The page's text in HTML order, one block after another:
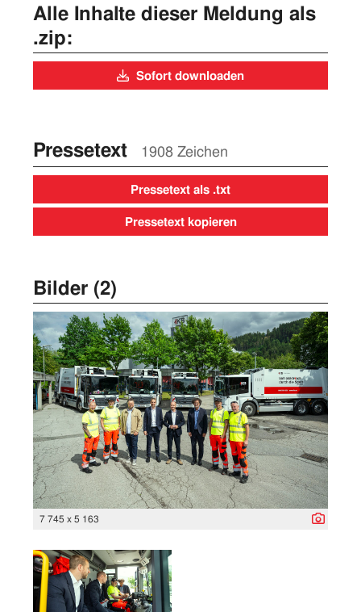
Alle Inhalte dieser Meldung als
.zip:
Sofort downloaden
Pressetext 1908 Zeichen
Pressetext als .txt
Pressetext kopieren
Bilder (2)
7 745 x 5 163